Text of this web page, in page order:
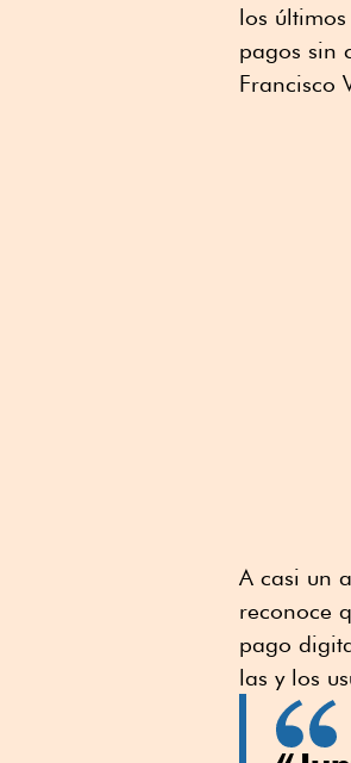
los
pagos sin
Francisco
A casi un
reconoce
pago
las y los